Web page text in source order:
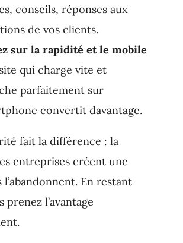
conseils, réponses aux
de vos clients.
sur la rapidité et le mobile
qui charge vite et
parfaitement sur
convertit davantage.
fait la différence : la
entreprises créent une
En restant
prenez l’avantage